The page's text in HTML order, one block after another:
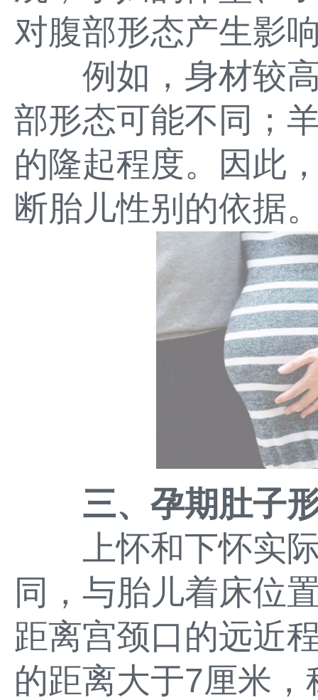
对腹部形态产生影
例如，身材较高
部形态可能不同；
的隆起程度。因此
断胎儿性别的依据
三、孕期肚子
上怀和下怀实际
同，与胎儿着床位
距离宫颈口的远近
的距离大于7厘米